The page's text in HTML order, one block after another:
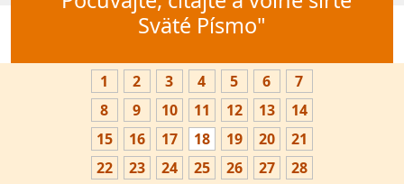
Sväté Písmo"
1 2 3 4 5 6
7
8
9 10 11 12 13
14
15
16 17 18 19 20
21
22
23 24 25 26 27 28